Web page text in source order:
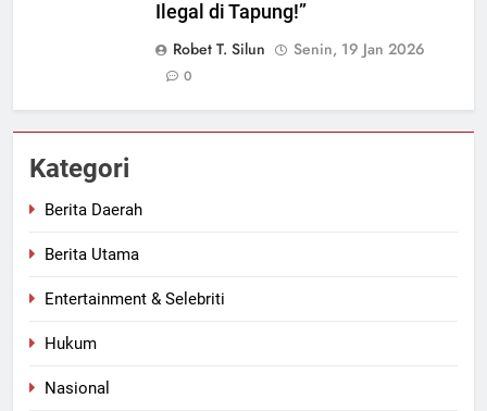
Ilegal di Tapung!”
Robet T. Silun
Senin, 19 Jan 2026
0
Kategori
Berita Daerah
Berita Utama
Entertainment & Selebriti
Hukum
Nasional